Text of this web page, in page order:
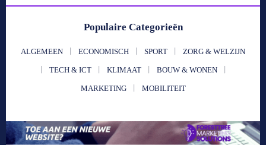
Populaire Categorieën
ALGEMEEN ECONOMISCH SPORT ZORG & WELZIJN
TECH & ICT KLIMAAT BOUW & WONEN
MARKETING MOBILITEIT